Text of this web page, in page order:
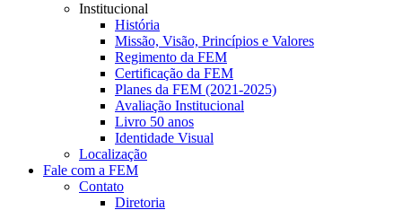
Institucional
História
Missão, Visão, Princípios e Valores
Regimento da FEM
Certificação da FEM
Planes da FEM (2021-2025)
Avaliação Institucional
Livro 50 anos
Identidade Visual
Localização
Fale com a FEM
Contato
Diretoria